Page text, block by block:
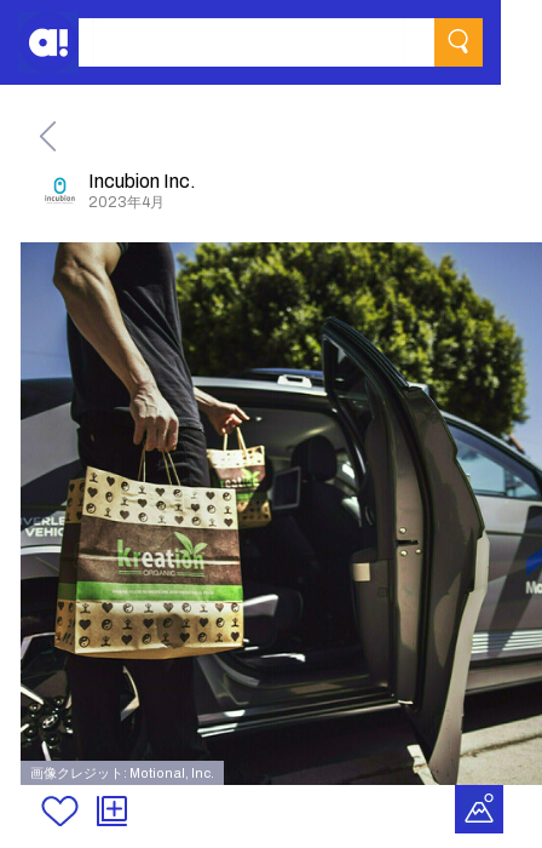
Incubion Inc.
2023年4月
画像クレジット: Motional, Inc.